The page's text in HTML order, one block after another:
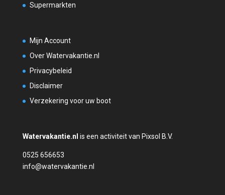
Supermarkten
Mijn Account
Over Watervakantie.nl
Privacybeleid
Disclaimer
Verzekering voor uw boot
Watervakantie.nl is een activiteit van Pixsol B.V.
0525 656653
info@watervakantie.nl